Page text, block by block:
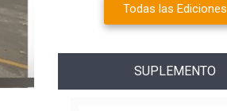
Todas las Ediciones
SUPLEMENTO